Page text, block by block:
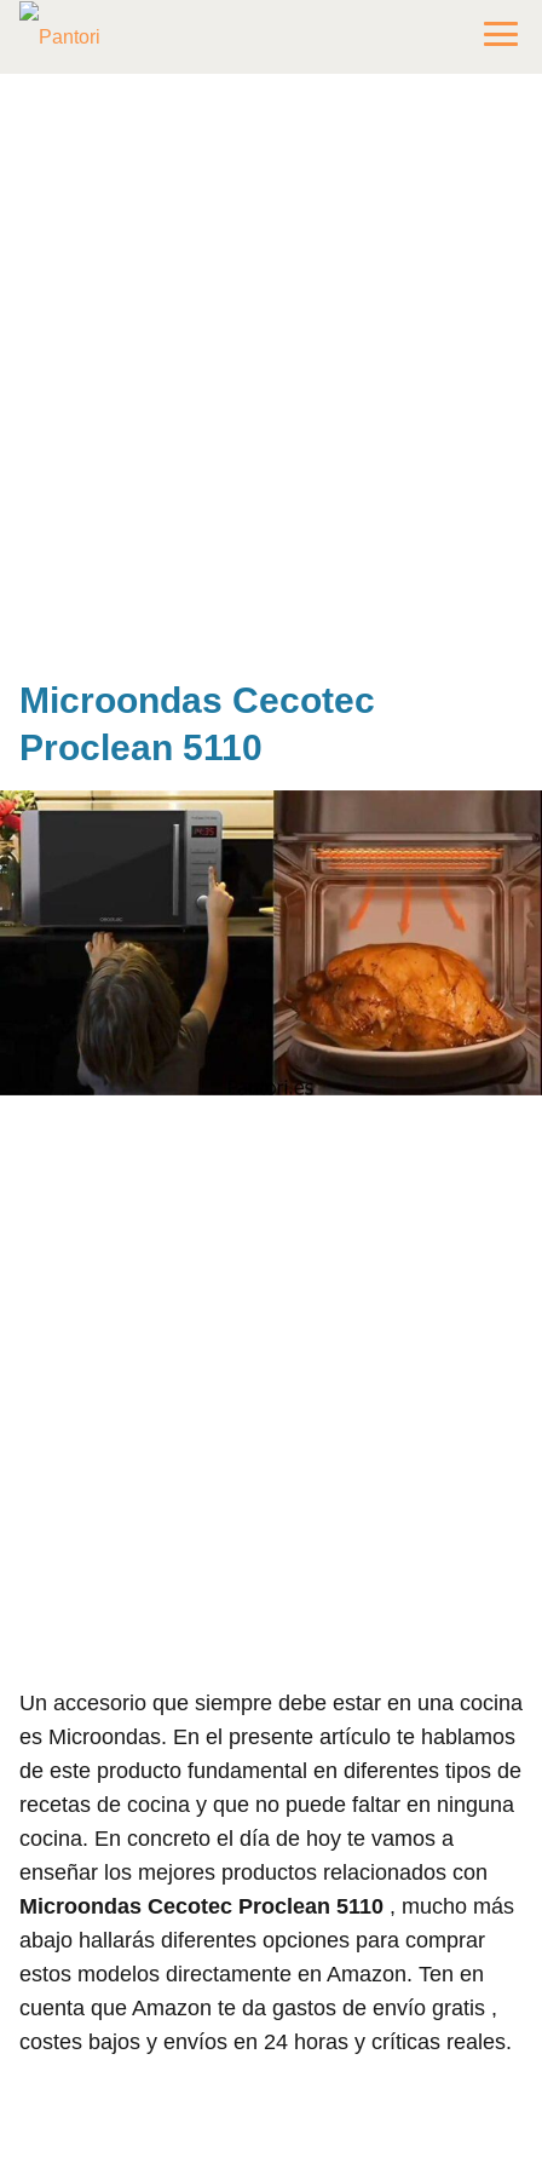
Microondas Cecotec
Proclean 5110
Un accesorio que siempre debe estar en una cocina
es Microondas. En el presente artículo te hablamos
de este producto fundamental en diferentes tipos de
recetas de cocina y que no puede faltar en ninguna
cocina. En concreto el día de hoy te vamos a
enseñar los mejores productos relacionados con
Microondas Cecotec Proclean 5110 , mucho más
abajo hallarás diferentes opciones para comprar
estos modelos directamente en Amazon. Ten en
cuenta que Amazon te da gastos de envío gratis ,
costes bajos y envíos en 24 horas y críticas reales.